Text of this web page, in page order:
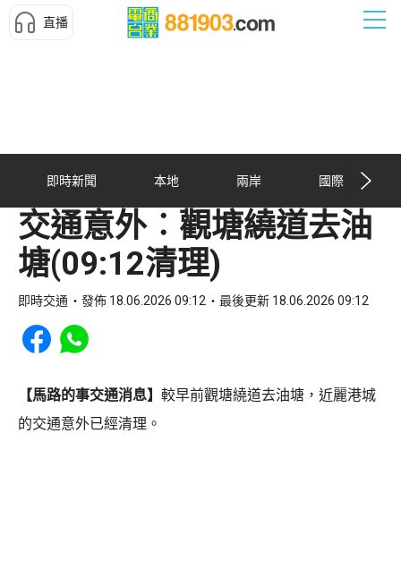
直播
即時新聞 本地 兩岸 國際
交通意外︰觀塘繞道去油
塘(09:12清理)
即時交通 發佈 18.06.2026 09:12 最後更新 18.06.2026 09:12
Share to Facebook
Share to WhatsApp
【馬路的事交通消息】 較早前觀塘繞道去油塘，近麗港城
的交通意外已經清理。